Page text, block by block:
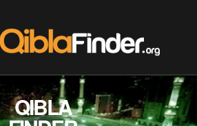
QIBLA